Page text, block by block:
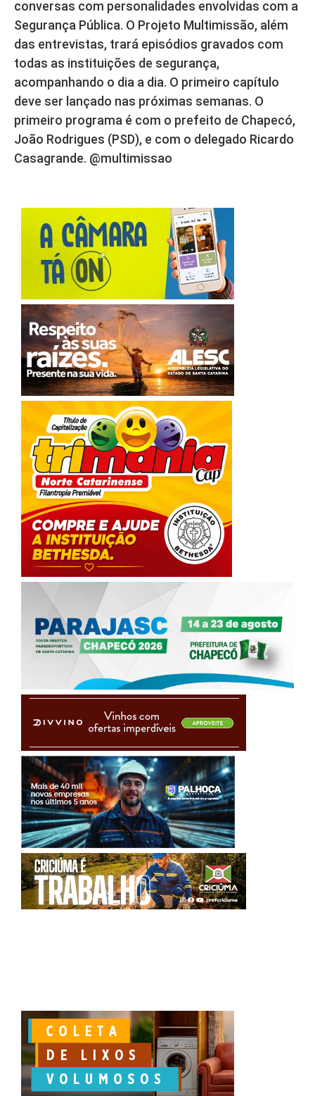
conversas com personalidades envolvidas com a
Segurança Pública. O Projeto Multimissão, além
das entrevistas, trará episódios gravados com
todas as instituições de segurança,
acompanhando o dia a dia. O primeiro capítulo
deve ser lançado nas próximas semanas. O
primeiro programa é com o prefeito de Chapecó,
João Rodrigues (PSD), e com o delegado Ricardo
Casagrande. @multimissao